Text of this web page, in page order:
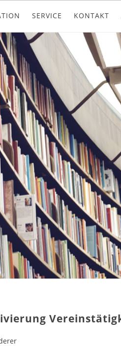
SERVICE KONTAKT